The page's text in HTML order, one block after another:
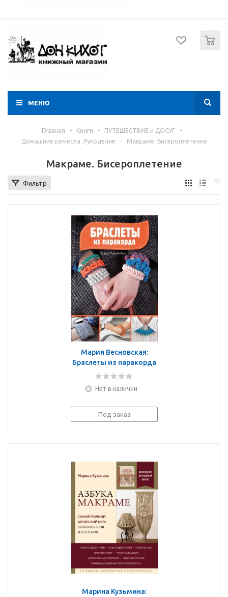
МЕНЮ
Главная - Книги - ПУТЕШЕСТВИЕ и ДОСУГ
-
Домашние ремесла. Рукоделие
- Макраме. Бисероплетение
Макраме. Бисероплетение
Фильтр
Мария Весновская:
Браслеты из паракорда
Нет в наличии
Под заказ
Марина Кузьмина: